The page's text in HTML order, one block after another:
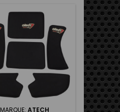
MARQUE: ATECH
Prix
LAMPE